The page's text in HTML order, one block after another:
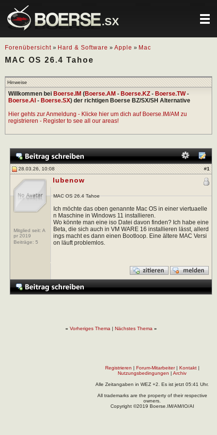
.SX
Forenübersicht » Hard & Software » Apple » Mac
MAC OS 26.4 Tahoe
Hinweise
Willkommen bei Boerse.IM (Boerse.AM - Boerse.KZ - Boerse.TW-
Boerse.AI - Boerse.SX) der richtigen Boerse BZ/SX/SH Alternative
Hier gehts zur Anmeldung - Klicke hier um dich auf Boerse.IM/AM zu
registrieren - Register to see all our areas!
28.03.26, 10:08 #1
Mitglied seit: A
pr 2019
Beiträge: 5
lubenow
MAC OS 26.4 Tahoe
Ich möchte das oben genannte Mac OS in einer viertuaelle
n Maschine in Windows 11 installieren.
Wo könnte man eine iso Datei davon finden? Ich habe eine
Beta, die sich auch in VM WARE 16 installieren lässt, allerd
ings macht es dann einen Bootloop. Eine ältere MAC Versi
on läuft problemlos.
« Vorheriges Thema | Nächstes Thema »
Registrieren | Forum-Mitarbeiter| Kontakt|
Nutzungsbedingungen | Archiv
Alle Zeitangaben in WEZ +2. Es ist jetzt 05:41 Uhr.
All trademarks are the property of their respective
owners.
Copyright ©2019 Boerse.IM/AM/IO/AI